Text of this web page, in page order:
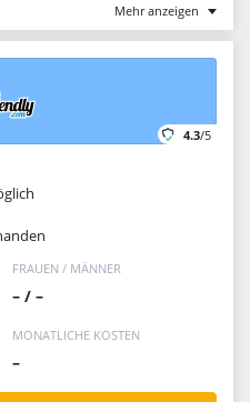
Mehr anzeigen
4.3/5
FRAUEN / MÄNNER
– / –
MONATLICHE KOSTEN
–